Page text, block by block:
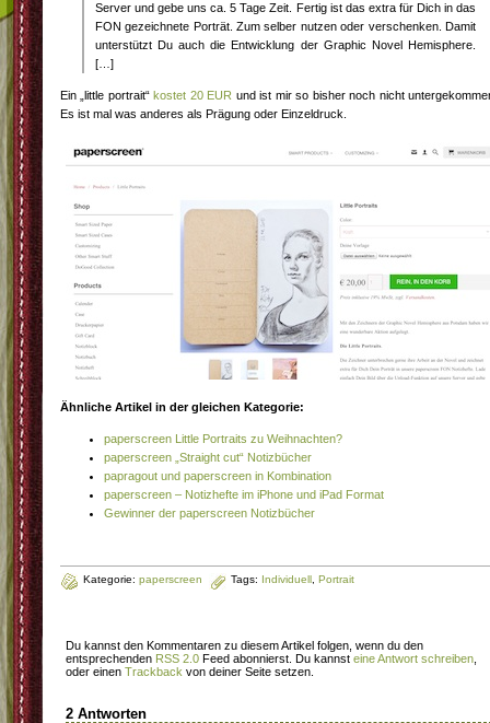
Server und gebe uns ca. 5 Tage Zeit. Fertig ist das extra für Dich in das
FON gezeichnete Porträt. Zum selber nutzen oder verschenken. Damit
unterstützt Du auch die Entwicklung der Graphic Novel Hemisphere.
[…]
Ein „little portrait“kostet 20 EUR und ist mir so bisher noch nicht
Es ist mal was anderes als Prägung oder Einzeldruck.
Ähnliche Artikel in der gleichen Kategorie:
paperscreen Little Portraits zu Weihnachten?
paperscreen „Straight cut“ Notizbücher
papragout und paperscreen in Kombination
paperscreen – Notizhefte im iPhone und iPad Format
Gewinner der paperscreen Notizbücher
Kategorie: paperscreen Tags: Individuell Portrait
Du kannst den Kommentaren zu diesem Artikel folgen, wenn du den
entsprechenden RSS 2.0 Feed abonnierst. Du kannst eine Antwort schreiben
oder einen Trackback von deiner Seite setzen.
2 Antworten